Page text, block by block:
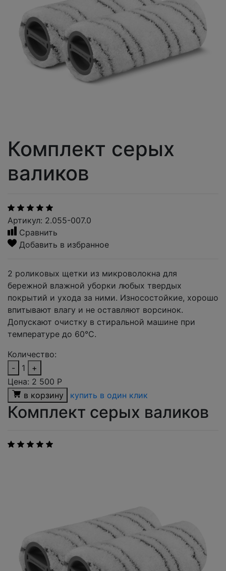
Комплект серых
валиков
Артикул: 2.055-007.0
Сравнить
Добавить в избранное
2 роликовых щетки из микроволокна для
бережной влажной уборки любых твердых
покрытий и ухода за ними. Износостойкие, хорошо
впитывают влагу и не оставляют ворсинок.
Допускают очистку в стиральной машине при
температуре до 60°С.
Количество:
-
1
+
Цена: 2 500 Р
в корзину
купить в один клик
Комплект серых валиков